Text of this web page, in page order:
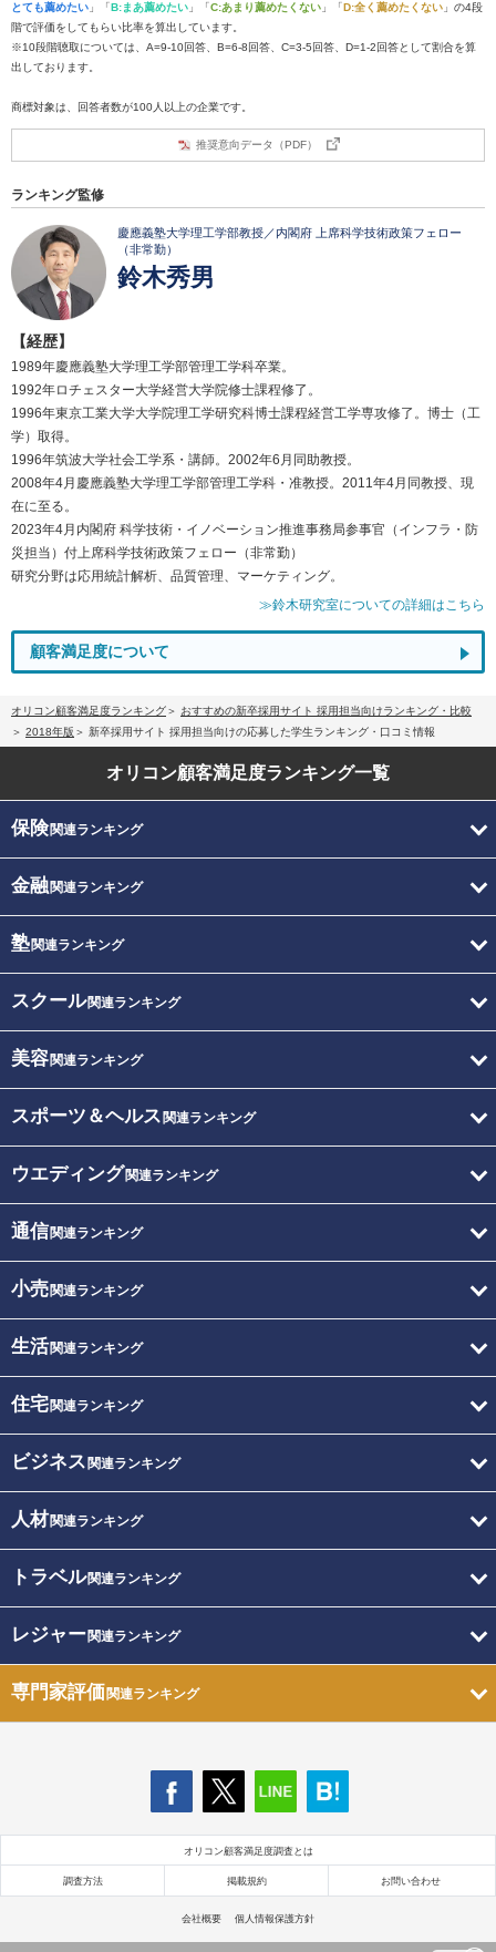
とても薦めたい 」「B:まあ薦めたい 」「C:あまり薦めたくない 」「D:全く薦めたくない 」の4段
階で評価をしてもらい比率を算出しています。
※10段階聴取については、A=9-10回答、B=6-8回答、C=3-5回答、D=1-2回答として割合を算
出しております。
商標対象は、回答者数が100人以上の企業です。
推奨意向データ（PDF）
ランキング監修
慶應義塾大学理工学部教授／内閣府 上席科学技術政策フェロー
（非常勤）
鈴木秀男
【経歴】
1989年慶應義塾大学理工学部管理工学科卒業。
1992年ロチェスター大学経営大学院修士課程修了。
1996年東京工業大学大学院理工学研究科博士課程経営工学専攻修了。博士（工
学）取得。
1996年筑波大学社会工学系・講師。2002年6月同助教授。
2008年4月慶應義塾大学理工学部管理工学科・准教授。2011年4月同教授、現
在に至る。
2023年4月内閣府 科学技術・イノベーション推進事務局参事官（インフラ・防
災担当）付上席科学技術政策フェロー（非常勤）
研究分野は応用統計解析、品質管理、マーケティング。
≫鈴木研究室についての詳細はこちら
顧客満足度について
オリコン顧客満足度ランキング
おすすめの新卒採用サイト 採用担当向けランキング・比較
2018年版
新卒採用サイト 採用担当向けの応募した学生ランキング・口コミ情報
オリコン顧客満足度ランキング一覧
保険関連ランキング
金融関連ランキング
塾関連ランキング
スクール関連ランキング
美容関連ランキング
スポーツ＆ヘルス 関連ランキング
ウエディング関連ランキング
通信関連ランキング
小売関連ランキング
生活関連ランキング
住宅関連ランキング
ビジネス 関連ランキング
人材関連ランキング
トラベル関連ランキング
レジャー関連ランキング
専門家評価関連ランキング
オリコン顧客満足度調査とは
調査方法 掲載規約 お問い合わせ
会社概要 個人情報保護方針